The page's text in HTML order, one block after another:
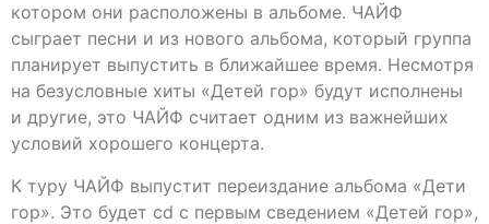
котором они расположены в альбоме. ЧАЙФ
сыграет песни и из нового альбома, который группа
планирует выпустить в ближайшее время. Несмотря
на безусловные хиты «Детей гор» будут исполнены
и другие, это ЧАЙФ считает одним из важнейших
условий хорошего концерта.
К туру ЧАЙФ выпустит переиздание альбома «Дети
гор». Это будет cd с первым сведением «Детей гор»,